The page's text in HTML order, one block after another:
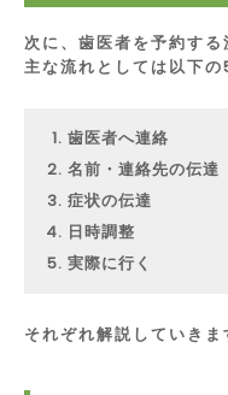
次に、歯医者を予約する
主な流れとしては以下の
歯医者へ連絡
名前・連絡先の伝達
症状の伝達
日時調整
実際に行く
それぞれ解説していきま